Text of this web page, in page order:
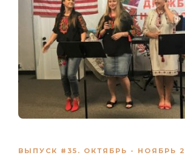
ВЫПУСК #35. ОКТЯБРЬ - НОЯБРЬ